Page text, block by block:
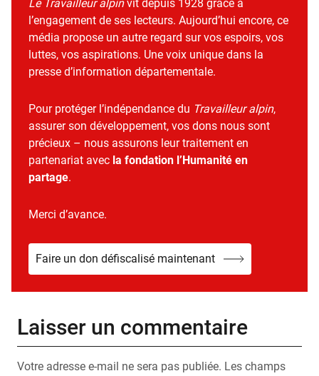
Le Travailleur alpinvit depuis 1928 grâce à
l’engagement de ses lecteurs. Aujourd’hui encore, ce
média propose un autre regard sur vos espoirs, vos
luttes, vos aspirations. Une voix unique dans la
presse d’information départementale.
Pour protéger l’indépendance du Travailleur alpin,
assurer son développement, vos dons nous sont
précieux – nous assurons leur traitement en
partenariat avec la fondation l’Humanité en
partage.
Merci d’avance.
Faire un don défiscalisé maintenant
Laisser un commentaire
Votre adresse e-mail ne sera pas publiée. Les champs